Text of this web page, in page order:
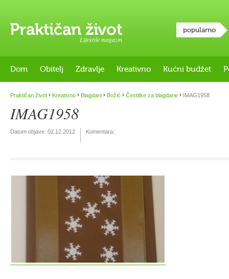
Lifestyle magazin
popularno
Dom Obitelj Zdravlje Kreativno Kućni budžet
Praktičan život › Kreativno › Blagdani › Božić › Čestitke za blagdane › IMAG1958
IMAG1958
Datum objave: 02.12.2012 Komentara: